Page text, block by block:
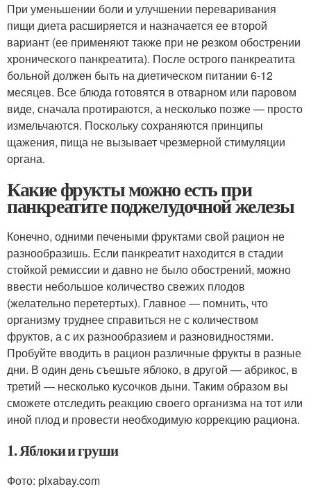
При уменьшении боли и улучшении переваривания
пищи диета расширяется и назначается ее второй
вариант (ее применяют также при не резком обострении
хронического панкреатита). После острого панкреатита
больной должен быть на диетическом питании 6-12
месяцев. Все блюда готовятся в отварном или паровом
виде, сначала протираются, а несколько позже — просто
измельчаются. Поскольку сохраняются принципы
щажения, пища не вызывает чрезмерной стимуляции
органа.
Какие фрукты можно есть при
панкреатите поджелудочной железы
Конечно, одними печеными фруктами свой рацион не
разнообразишь. Если панкреатит находится в стадии
стойкой ремиссии и давно не было обострений, можно
ввести небольшое количество свежих плодов
(желательно перетертых). Главное — помнить, что
организму труднее справиться не с количеством
фруктов, а с их разнообразием и разновидностями.
Пробуйте вводить в рацион различные фрукты в разные
дни. В один день съешьте яблоко, в другой — абрикос, в
третий — несколько кусочков дыни. Таким образом вы
сможете отследить реакцию своего организма на тот или
иной плод и провести необходимую коррекцию рациона.
1. Яблоки и груши
Фото: pixabay.com